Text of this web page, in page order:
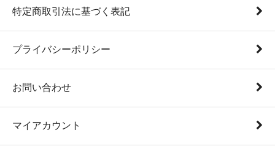
特定商取引法に基づく表記
プライバシーポリシー
お問い合わせ
マイアカウント